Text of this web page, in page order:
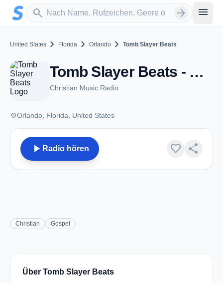
Zum Hauptinhalt springen
search
Sender suchen arrow_forward menu
United States chevron_right Florida chevron_right Orlando chevron_right Tomb Slayer Beats
Tomb Slayer Beats - Orlando, FL
Christian Music Radio
placeOrlando, Florida, United States
play_arrow Radio hören favorite share
Christian Gospel
Über Tomb Slayer Beats